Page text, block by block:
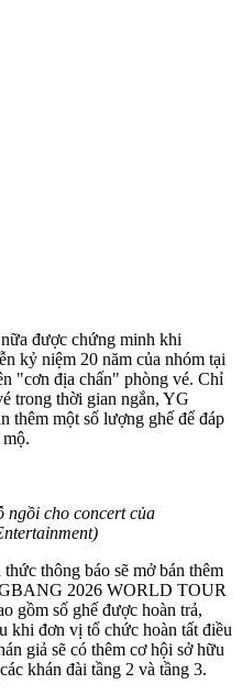
được chứng minh khi
kỷ niệm 20 năm của nhóm tại
"cơn địa chấn" phòng vé. Chỉ
trong thời gian ngắn, YG
thêm một số lượng ghế để đáp
ngồi cho concert của
thông báo sẽ mở bán thêm
2026 WORLD TOUR
gồm số ghế được hoàn trả,
khi đơn vị tổ chức hoàn tất điều
giả sẽ có thêm cơ hội sở hữu
khán đài tầng 2 và tầng 3.